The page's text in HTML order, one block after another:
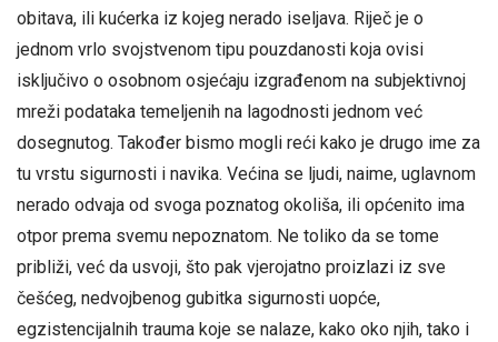
obitava, ili kućerka iz kojeg nerado iseljava. Riječ je o
jednom vrlo svojstvenom tipu pouzdanosti koja ovisi
isključivo o osobnom osjećaju izgrađenom na subjektivnoj
mreži podataka temeljenih na lagodnosti jednom već
dosegnutog. Također bismo mogli reći kako je drugo ime za
tu vrstu sigurnosti i navika. Većina se ljudi, naime, uglavnom
nerado odvaja od svoga poznatog okoliša, ili općenito ima
otpor prema svemu nepoznatom. Ne toliko da se tome
približi, već da usvoji, što pak vjerojatno proizlazi iz sve
češćeg, nedvojbenog gubitka sigurnosti uopće,
egzistencijalnih trauma koje se nalaze, kako oko njih, tako i